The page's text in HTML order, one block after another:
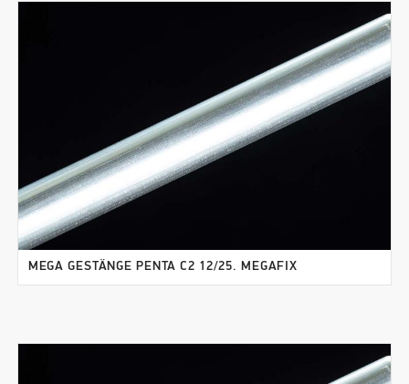
MEGA GESTÄNGE PENTA C2 12/25. MEGAFIX